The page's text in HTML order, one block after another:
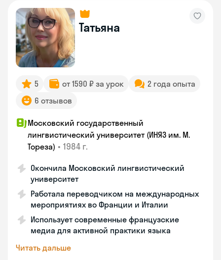
Татьяна
5 от 1590 ₽ за урок
2 года опыта
6 отзывов
Московский государственный
лингвистический университет (ИНЯЗ им. М.
Тореза) • 1984 г.
Окончила Московский лингвистический
университет
Работала переводчиком на международных
мероприятиях во Франции и Италии
Использует современные французские
медиа для активной практики языка
Читать дальше